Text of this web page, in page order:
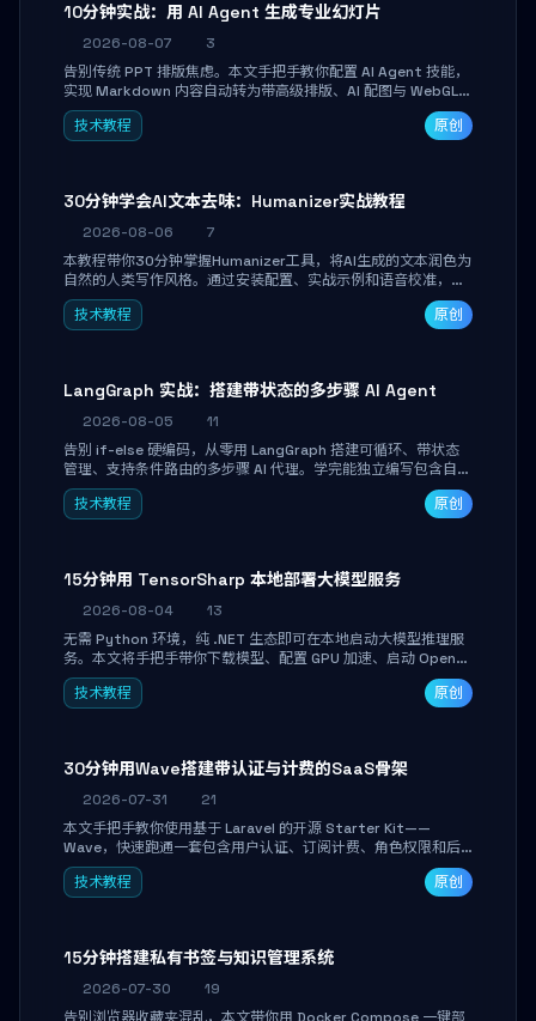
10分钟实战：用 AI Agent 生成专业幻灯片
2026-08-07
3
告别传统 PPT 排版焦虑。本文手把手教你配置 AI Agent 技能，
实现 Markdown 内容自动转为带高级排版、AI 配图与 WebGL
运行时的 HTML 幻灯片。只需专注内容，10 分钟即可产出可投
屏的专业级演示文稿。
技术教程 原创
30分钟学会AI文本去味：Humanizer实战教程
2026-08-06
7
本教程带你30分钟掌握Humanizer工具，将AI生成的文本润色为
自然的人类写作风格。通过安装配置、实战示例和语音校准，让
你的内容告别AI痕迹，匹配个人写作习惯，适合内容创作者和技
术博主。
技术教程 原创
LangGraph 实战：搭建带状态的多步骤 AI Agent
2026-08-05
11
告别 if-else 硬编码，从零用 LangGraph 搭建可循环、带状态
管理、支持条件路由的多步骤 AI 代理。学完能独立编写包含自动
决策、工具调用和持久化状态的复杂工作流，并避开递归溢出、
状态丢失等常见坑点。
技术教程 原创
15分钟用 TensorSharp 本地部署大模型服务
2026-08-04
13
无需 Python 环境，纯 .NET 生态即可在本地启动大模型推理服
务。本文将手把手带你下载模型、配置 GPU 加速、启动 OpenAI
兼容 API，并在 C# 业务代码中无缝调用。数据不出网，零门槛
搞定本地 LLM 部署。
技术教程 原创
30分钟用Wave搭建带认证与计费的SaaS骨架
2026-07-31
21
本文手把手教你使用基于 Laravel 的开源 Starter Kit——
Wave，快速跑通一套包含用户认证、订阅计费、角色权限和后
台管理的完整 SaaS 骨架。附带 Stripe 测试支付对接与自定义
业务页面开发实战，助你省去重复基建时间，将精力聚焦于核心
技术教程 原创
15分钟搭建私有书签与知识管理系统
2026-07-30
19